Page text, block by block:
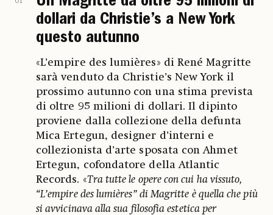
dollari da Christie’s a New York
questo autunno
«L’empire des lumières» di René Magritte
sarà venduto da Christie’s New York il
prossimo autunno con una stima prevista
di oltre 95 milioni di dollari. Il dipinto
proviene dalla collezione della defunta
Mica Ertegun, designer d’interni e
collezionista d’arte sposata con Ahmet
Ertegun, cofondatore della Atlantic
Records. «Tra tutte le opere con cui ha vissuto,
“L’empire des lumières” di Magritte è quella che più
si avvicinava alla sua filosofia estetica per